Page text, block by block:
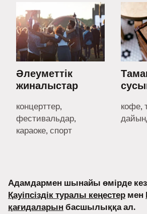
Әлеуметтік
жиналыстар
концерттер,
фестивальдар,
караоке, спорт
кофе,
Адамдармен шынайы өмірде
Қауіпсіздік туралы кеңестер мен
қағидаларын басшылыққа ал.